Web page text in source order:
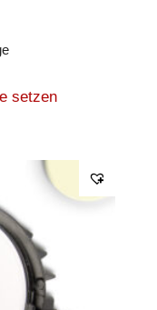
setzen